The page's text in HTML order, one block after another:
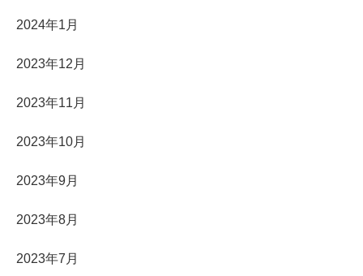
2024年1月
2023年12月
2023年11月
2023年10月
2023年9月
2023年8月
2023年7月